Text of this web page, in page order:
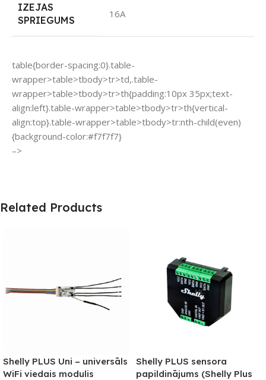
IZEJAS
SPRIEGUMS
16A
table{border-spacing:0}.table-
wrapper>table>tbody>tr>td,.table-
wrapper>table>tbody>tr>th{padding:10px 35px;text-
align:left}.table-wrapper>table>tbody>tr>th{vertical-
align:top}.table-wrapper>table>tbody>tr:nth-child(even)
{background-color:#f7f7f7}
–>
Related Products
Shelly PLUS Uni – universāls
WiFi viedais modulis
Shelly PLUS sensora
papildinājums (Shelly Plus